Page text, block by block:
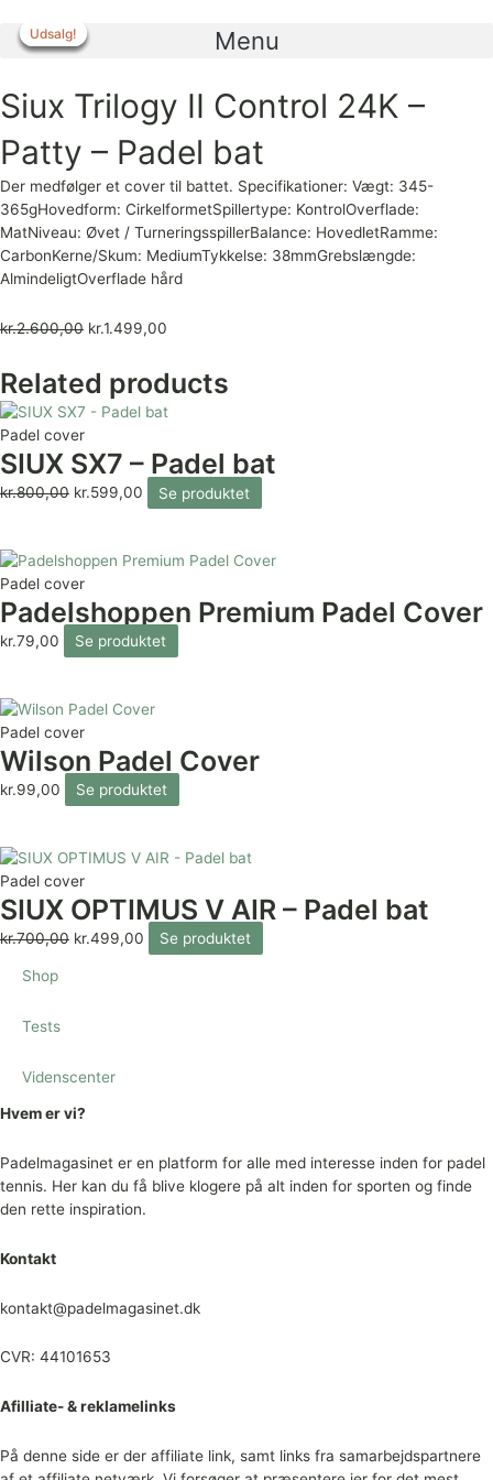
indholdet
Menu
Udsalg!
Siux Trilogy II Control 24K –
Patty – Padel bat
Der medfølger et cover til battet. Specifikationer: Vægt: 345-
365gHovedform: CirkelformetSpillertype: KontrolOverflade:
MatNiveau: Øvet / TurneringsspillerBalance: HovedletRamme:
CarbonKerne/Skum: MediumTykkelse: 38mmGrebslængde:
AlmindeligtOverflade hård
kr.2.600,00 kr.1.499,00
Related products
Udsalg!
Udsalg!
Padel cover
SIUX SX7 – Padel bat
kr.800,00 kr.599,00 Se produktet
Padel cover
Padelshoppen Premium Padel Cover
kr.79,00 Se produktet
Padel cover
Wilson Padel Cover
kr.99,00 Se produktet
Udsalg!
Udsalg!
Padel cover
SIUX OPTIMUS V AIR – Padel bat
kr.700,00 kr.499,00 Se produktet
Shop
Tests
Videnscenter
Hvem er vi?
Padelmagasinet er en platform for alle med interesse inden for padel
tennis. Her kan du få blive klogere på alt inden for sporten og finde
den rette inspiration.
Kontakt
kontakt@padelmagasinet.dk
CVR: 44101653
Afilliate- & reklamelinks
På denne side er der affiliate link, samt links fra samarbejdspartnere